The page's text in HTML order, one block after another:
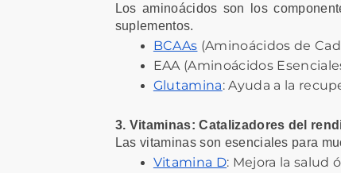
Los aminoácidos son los
suplementos.
BCAAs (Aminoácidos de
EAA (Aminoácidos
Glutamina: Ayuda a la
3. Vitaminas: Catalizadores del
Las vitaminas son esenciales para
Vitamina D: Mejora la salud